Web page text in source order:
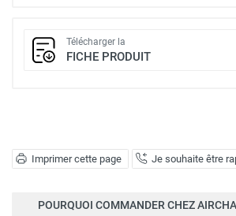
Imprimer cette page Je souhaite être
Télécharger la
FICHE PRODUIT
POURQUOI COMMANDER CHEZ